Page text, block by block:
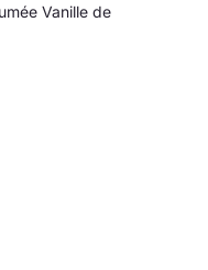
Vanille de